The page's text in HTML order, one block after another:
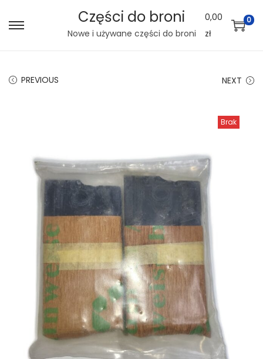
S
v
i
t
i
o
n
S
n
t
t
Części do broni
Nowe i używane części do broni
0,00
zł
0
PREVIOUS NEXT
Brak